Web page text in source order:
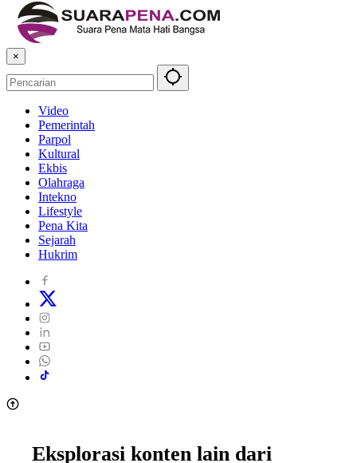
×
Video
Pemerintah
Parpol
Kultural
Ekbis
Olahraga
Intekno
Lifestyle
Pena Kita
Sejarah
Hukrim
Eksplorasi konten lain dari